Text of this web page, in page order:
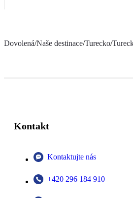
Dovolená/Naše destinace/Turecko/
Kontakt
Kontaktujte nás
+420 296 184 910